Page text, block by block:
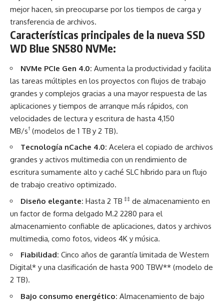
mejor hacen, sin preocuparse por los tiempos de carga y
transferencia de archivos.
Características principales de la nueva SSD
WD Blue SN580 NVMe:
NVMe PCIe Gen 4.0: Aumenta la productividad y facilita
las tareas múltiples en los proyectos con flujos de trabajo
grandes y complejos gracias a una mayor respuesta de las
aplicaciones y tiempos de arranque más rápidos, con
velocidades de lectura y escritura de hasta 4,150
MB/s† (modelos de 1 TB y 2 TB).
Tecnología nCache 4.0: Acelera el copiado de archivos
grandes y activos multimedia con un rendimiento de
escritura sumamente alto y caché SLC híbrido para un flujo
de trabajo creativo optimizado.
Diseño elegante: Hasta 2 TB ‡‡ de almacenamiento en
un factor de forma delgado M.2 2280 para el
almacenamiento confiable de aplicaciones, datos y archivos
multimedia, como fotos, videos 4K y música.
Fiabilidad: Cinco años de garantía limitada de Western
Digital* y una clasificación de hasta 900 TBW** (modelo de
2 TB).
Bajo consumo energético: Almacenamiento de bajo